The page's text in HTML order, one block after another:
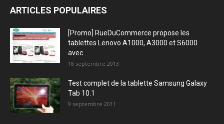
ARTICLES POPULAIRES
[Promo] RueDuCommerce propose les
tablettes Lenovo A1000, A3000 et S6000
avec...
18 septembre 2013
Test complet de la tablette Samsung Galaxy
Tab 10.1
9 septembre 2011